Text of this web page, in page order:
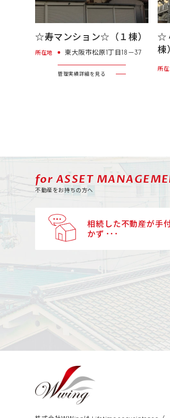
☆寿マンション☆（１棟）
所在地 東大阪市松原1丁目18－37
管理実績詳細を見る
☆
棟
所
for ASSET
不動産をお持ちの方へ
相続した不動産が手
かず ･･･